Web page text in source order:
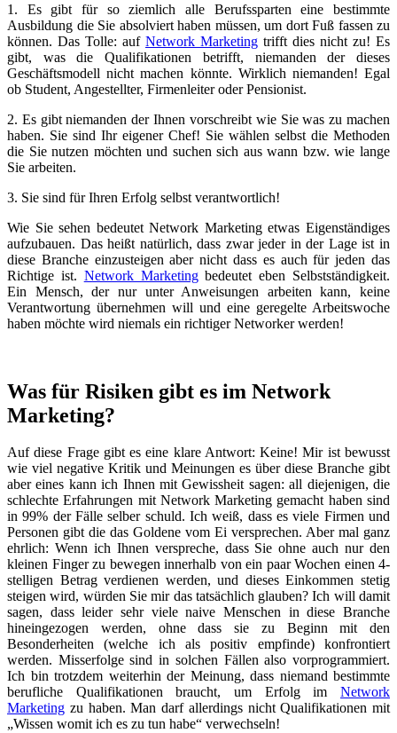
1. Es gibt für so ziemlich alle Berufssparten eine bestimmte
Ausbildung die Sie absolviert haben müssen, um dort Fuß fassen zu
können. Das Tolle: auf Network Marketing trifft dies nicht zu! Es
gibt, was die Qualifikationen betrifft, niemanden der dieses
Geschäftsmodell nicht machen könnte. Wirklich niemanden! Egal
ob Student, Angestellter, Firmenleiter oder Pensionist.
2. Es gibt niemanden der Ihnen vorschreibt wie Sie was zu machen
haben. Sie sind Ihr eigener Chef! Sie wählen selbst die Methoden
die Sie nutzen möchten und suchen sich aus wann bzw. wie lange
Sie arbeiten.
3. Sie sind für Ihren Erfolg selbst verantwortlich!
Wie Sie sehen bedeutet Network Marketing etwas Eigenständiges
aufzubauen. Das heißt natürlich, dass zwar jeder in der Lage ist in
diese Branche einzusteigen aber nicht dass es auch für jeden das
Richtige ist. Network Marketingbedeutet eben Selbstständigkeit.
Ein Mensch, der nur unter Anweisungen arbeiten kann, keine
Verantwortung übernehmen will und eine geregelte Arbeitswoche
haben möchte wird niemals ein richtiger Networker werden!
Was für Risiken gibt es im Network
Marketing?
Auf diese Frage gibt es eine klare Antwort: Keine! Mir ist bewusst
wie viel negative Kritik und Meinungen es über diese Branche gibt
aber eines kann ich Ihnen mit Gewissheit sagen: all diejenigen, die
schlechte Erfahrungen mit Network Marketing gemacht haben sind
in 99% der Fälle selber schuld. Ich weiß, dass es viele Firmen und
Personen gibt die das Goldene vom Ei versprechen. Aber mal ganz
ehrlich: Wenn ich Ihnen verspreche, dass Sie ohne auch nur den
kleinen Finger zu bewegen innerhalb von ein paar Wochen einen 4-
stelligen Betrag verdienen werden, und dieses Einkommen stetig
steigen wird, würden Sie mir das tatsächlich glauben? Ich will damit
sagen, dass leider sehr viele naive Menschen in diese Branche
hineingezogen werden, ohne dass sie zu Beginn mit den
Besonderheiten (welche ich als positiv empfinde) konfrontiert
werden. Misserfolge sind in solchen Fällen also vorprogrammiert.
Ich bin trotzdem weiterhin der Meinung, dass niemand bestimmte
berufliche Qualifikationen braucht, um Erfolg im Network
Marketing zu haben. Man darf allerdings nicht Qualifikationen mit
„Wissen womit ich es zu tun habe“ verwechseln!